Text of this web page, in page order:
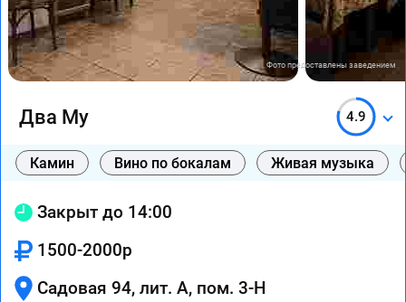
Фото предоставлены заведением
Два Му 4.9
Камин Вино по бокалам Живая музыка
Закрыт до 14:00
1500-2000р
Садовая 94, лит. А, пом. 3-Н